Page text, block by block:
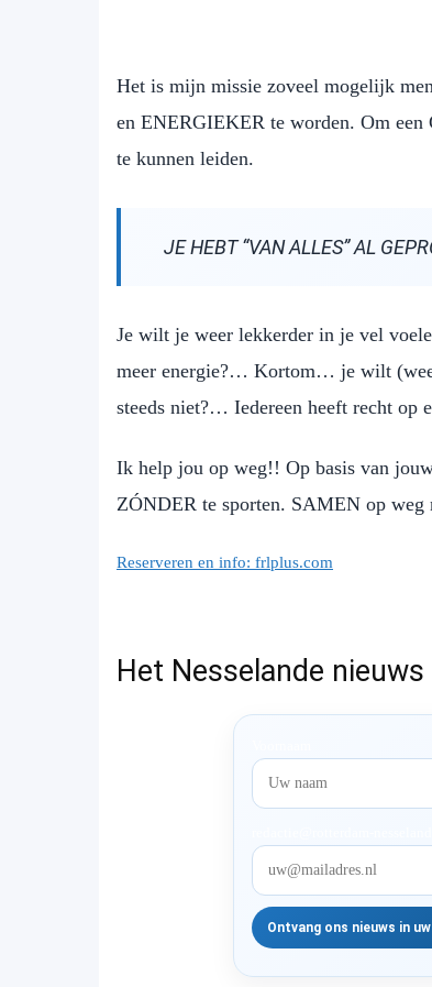
Het is mijn missie zoveel mogelijk
en ENERGIEKER te worden. Om
te kunnen leiden.
JE HEBT “VAN ALLES” AL
Je wilt je weer lekkerder in je vel
meer energie?… Kortom… je wilt
steeds niet?… Iedereen heeft recht op
Ik help jou op weg!! Op basis van
ZÓNDER te sporten. SAMEN op weg
Reserveren en info: frlplus.com
Het Nesselande